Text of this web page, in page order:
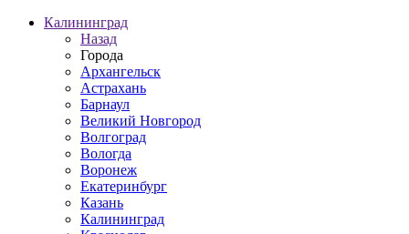
Калининград
Назад
Города
Архангельск
Астрахань
Барнаул
Великий Новгород
Волгоград
Вологда
Воронеж
Екатеринбург
Казань
Калининград